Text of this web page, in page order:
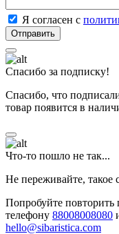
Я согласен с
Спасибо за подписку!
Спасибо, что
товар появится в
Что-то пошло не так...
Не переживайте, такое
Попробуйте
телефону 88008008080
hello@sibaristica.com